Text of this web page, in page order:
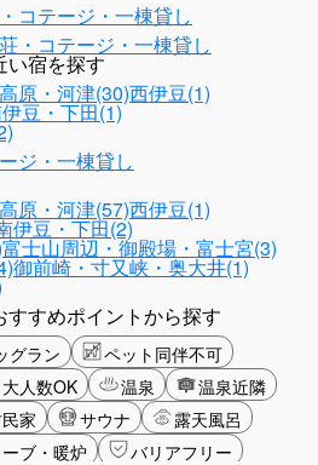
コテージ・一棟貸し
・コテージ・一棟貸し
い宿を探す
原・河津(30)西伊豆(1)
豆・下田(1)
ジ・一棟貸し
原・河津(57)西伊豆(1)
伊豆・下田(2)
富士山周辺・御殿場・富士宮(3)
御前崎・寸又峡・奥大井(1)
すめポイントから探す
グラン
ペット同伴不可
大人数OK 温泉
温泉近隣
家 サウナ
露天風呂
ブ・暖炉
バリアフリー